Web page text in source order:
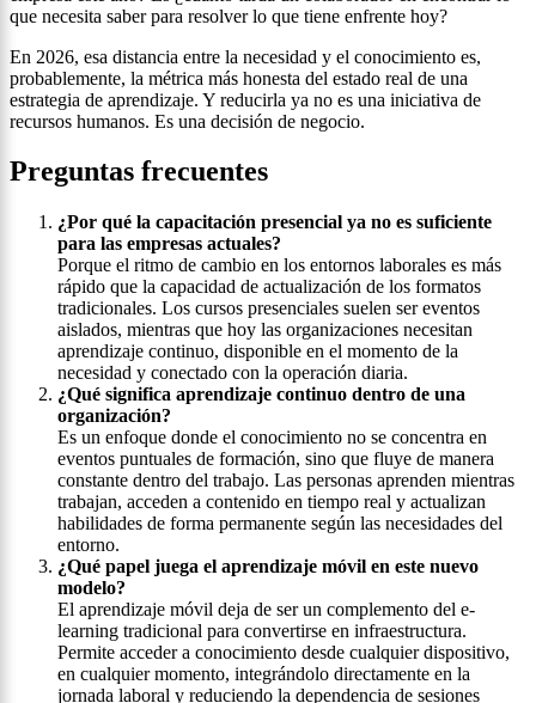
que necesita saber para resolver lo que tiene enfrente hoy?
En 2026, esa distancia entre la necesidad y el conocimiento es,
probablemente, la métrica más honesta del estado real de una
estrategia de aprendizaje. Y reducirla ya no es una iniciativa de
recursos humanos. Es una decisión de negocio.
Preguntas frecuentes
¿Por qué la capacitación presencial ya no es suficiente
para las empresas actuales?
Porque el ritmo de cambio en los entornos laborales es más
rápido que la capacidad de actualización de los formatos
tradicionales. Los cursos presenciales suelen ser eventos
aislados, mientras que hoy las organizaciones necesitan
aprendizaje continuo, disponible en el momento de la
necesidad y conectado con la operación diaria.
¿Qué significa aprendizaje continuo dentro de una
organización?
Es un enfoque donde el conocimiento no se concentra en
eventos puntuales de formación, sino que fluye de manera
constante dentro del trabajo. Las personas aprenden mientras
trabajan, acceden a contenido en tiempo real y actualizan
habilidades de forma permanente según las necesidades del
entorno.
¿Qué papel juega el aprendizaje móvil en este nuevo
modelo?
El aprendizaje móvil deja de ser un complemento del e-
learning tradicional para convertirse en infraestructura.
Permite acceder a conocimiento desde cualquier dispositivo,
en cualquier momento, integrándolo directamente en la
jornada laboral y reduciendo la dependencia de sesiones